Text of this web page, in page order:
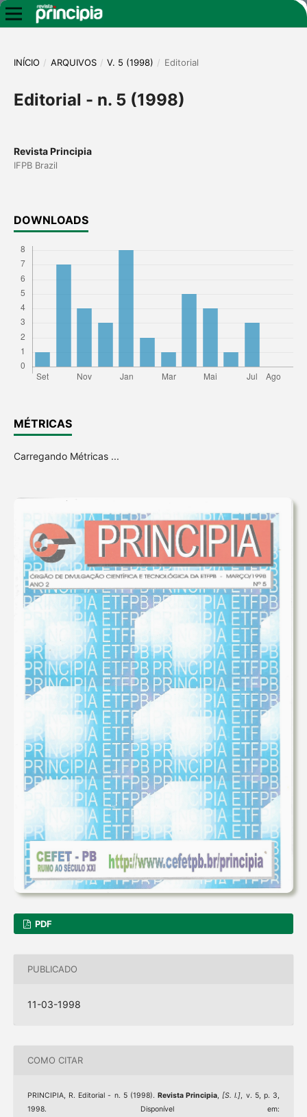
INÍCIO / ARQUIVOS / V. 5 (1998) / Editorial
Editorial - n. 5 (1998)
Revista Principia
IFPB Brazil
DOWNLOADS
MÉTRICAS
Carregando Métricas ...
PDF
PUBLICADO
11-03-1998
COMO CITAR
PRINCIPIA, R. Editorial - n. 5 (1998). Revista Principia,[S. l.], v. 5, p. 3,
1998. Disponível em: